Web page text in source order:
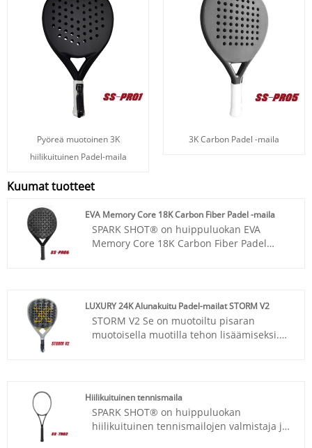
Pyöreä muotoinen 3K
hiilikuituinen Padel-maila
3K Carbon Padel -maila
Kuumat tuotteet
EVA Memory Core 18K Carbon Fiber Padel -maila
SPARK SHOT® on huippuluokan EVA
Memory Core 18K Carbon Fiber Padel
hiilipadel-mailoihin, hiili-squash-
mailoihin, hiili-tennismailoihin jne.
LUXURY 24K Alunakuitu Padel-mailat STORM V2
STORM V2 Se on muotoiltu pisaran
muotoisella muotilla tehon lisäämiseksi.
pehmeä Eva Pro -kumiydin, joka
tunnetaan tarjoavan vahvan hallinnan
tunteen. Suurella pallon nopeudella tämä
Hiilikuituinen tennismaila
SPARK SHOT® on huippuluokan
hiilikuituinen tennismailojen valmistaja ja